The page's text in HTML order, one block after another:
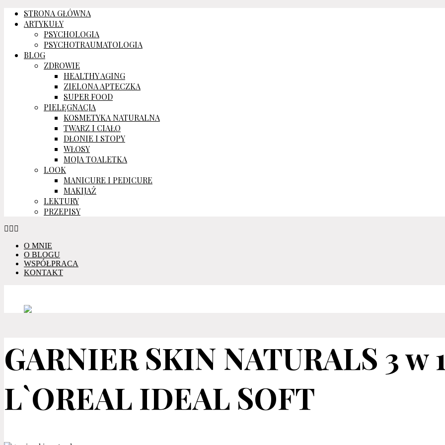
STRONA GŁÓWNA
ARTYKUŁY
PSYCHOLOGIA
PSYCHOTRAUMATOLOGIA
BLOG
ZDROWIE
HEALTHY AGING
ZIELONA APTECZKA
SUPER FOOD
PIELĘGNACJA
KOSMETYKA NATURALNA
TWARZ I CIAŁO
DŁONIE I STOPY
WŁOSY
MOJA TOALETKA
LOOK
MANICURE I PEDICURE
MAKIJAŻ
LEKTURY
PRZEPISY
O MNIE
O BLOGU
WSPÓŁPRACA
KONTAKT
GARNIER SKIN NATURALS 3 w
L`OREAL IDEAL SOFT